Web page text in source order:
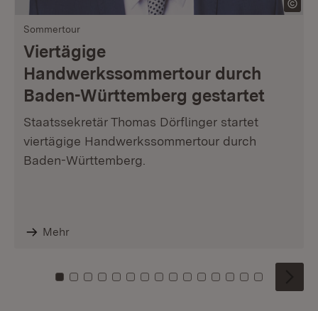
Sommertour
Viertägige
Handwerkssommertour durch
Baden-Württemberg gestartet
Staatssekretär Thomas Dörflinger startet
viertägige Handwerkssommertour durch
Baden-Württemberg.
Mehr
Zu Kachel: 0
Zu Kachel: 1
Zu Kachel: 2
Zu Kachel: 3
Zu Kachel: 4
Zu Kachel: 5
Zu Kachel: 6
Zu Kachel: 7
Zu Kachel: 8
Zu Kachel: 9
Zu Kachel: 10
Zu Kachel: 11
Zu Kachel: 12
Zu Kachel:
Zu